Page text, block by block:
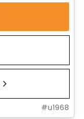
#u1968